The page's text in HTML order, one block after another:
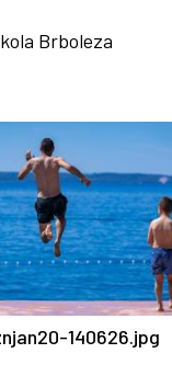
Brboleza
140626.jpg